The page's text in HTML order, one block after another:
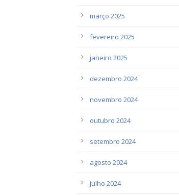
março 2025
fevereiro 2025
janeiro 2025
dezembro 2024
novembro 2024
outubro 2024
setembro 2024
agosto 2024
julho 2024